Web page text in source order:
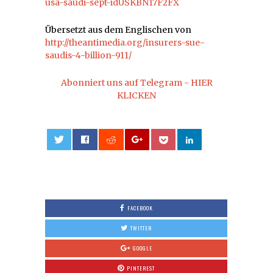
usa-saudi-sept-idUSKBN17F2FX
Übersetzt aus dem Englischen von
http://theantimedia.org/insurers-sue-
saudis-4-billion-911/
Abonniert uns auf Telegram - HIER
KLICKEN
FACEBOOK
TWITTER
GOOGLE
PINTEREST